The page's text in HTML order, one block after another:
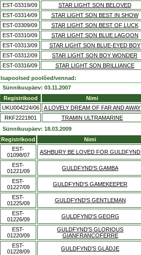
EST-03319/09
STAR LIGHT SON BELOVED
EST-03314/09
STAR LIGHT SON BEST IN SHOW
EST-03309/09
STAR LIGHT SON BEST OF LUCK
EST-03310/09
STAR LIGHT SON BLUE LAGOON
EST-03313/09
STAR LIGHT SON BLUE-EYED BOY
EST-03312/09
STAR LIGHT SON BOY WONDER
EST-03316/09
STAR LIGHT SON BRILLIANCE
Isapoolsed poolõed/vennad:
Sünnikuupäev: 03.11.2007
Registrikood
Nimi
UKU004224/06
A LOVELY DREAM OF FAR AND AWAY
RKF2221801
TRAMIN ULTRAMARINE
Sünnikuupäev: 18.03.2009
Registrikood
Nimi
EST-
01098/07
ASHBURY BE LOVED FOR GULDFYND
EST-
01221/09
GULDFYND'S GAMBA
EST-
01227/09
GULDFYND'S GAMEKEEPER
EST-
01225/09
GULDFYND'S GENTLEMAN
EST-
01226/09
GULDFYND'S GEORG
EST-
01220/09
GULDFYND'S GLORIOUS
GIANFRANCOFERRE
EST-
01228/09
GULDFYND'S GLÄDJE